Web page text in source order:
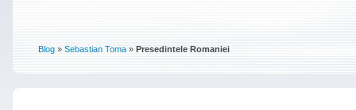
Blog » Sebastian Toma » Presedintele Romaniei